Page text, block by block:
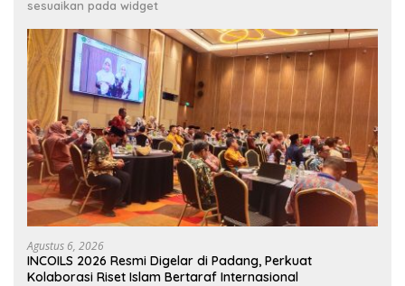
sesuaikan pada widget
Agustus 6, 2026
INCOILS 2026 Resmi Digelar di Padang, Perkuat
Kolaborasi Riset Islam Bertaraf Internasional